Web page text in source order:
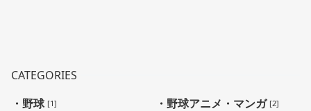
CATEGORIES
・野球 [1] ・野球アニメ・マンガ [2]